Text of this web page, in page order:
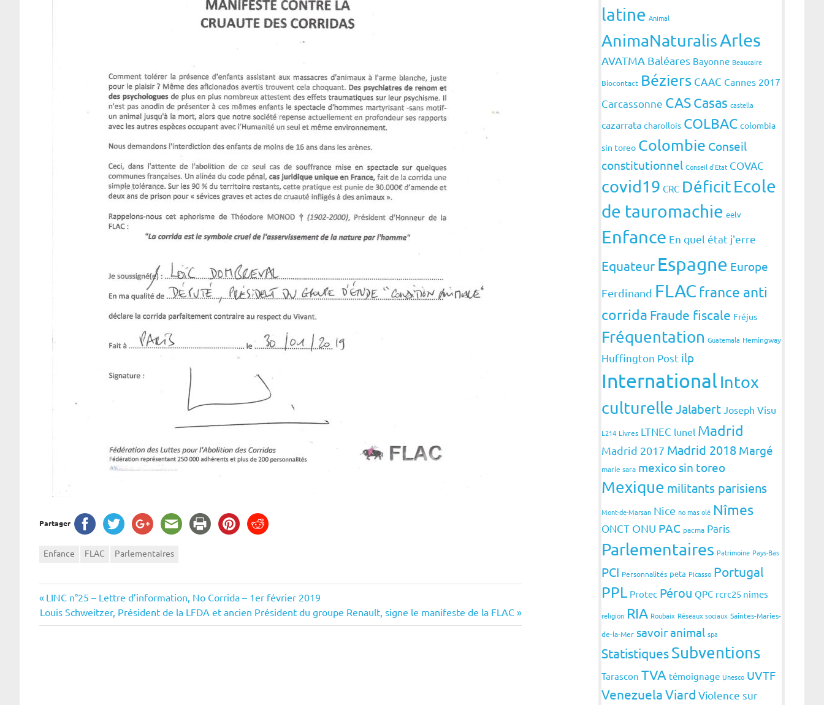
Partager
Enfance FLAC Parlementaires
Navigation
de
Previous
Post:
LINC n°25 – Lettre d’information, No Corrida – 1er février 2019
Next
Post:
Louis Schweitzer, Président de la LFDA et ancien Président du groupe Renault, signe le manifeste de la FLAC
latine Animal
AnimaNaturalisArles
AVATMA Baléares Bayonne Beaucaire
Biocontact Béziers CAAC Cannes 2017
Carcassonne CASCasas castella
cazarrata charollois COLBAC colombia
sin toreo Colombie Conseil
constitutionnel Conseil d'Etat COVAC
covid19 CRC DéficitEcole
de tauromachie eelv
Enfance En quel état j'erre
Equateur Espagne Europe
Ferdinand FLAC france anti
corrida Fraude fiscale Fréjus
Fréquentation Guatemala Hemingway
Huffington Post ilp
International Intox
culturelle Jalabert Joseph Visu
L214 Livres LTNEC lunel Madrid
Madrid 2017 Madrid 2018 Margé
marie sara mexico sin toreo
Mexique militants parisiens
Mont-de-Marsan Nice no mas olé Nîmes
ONCT ONU PAC pacma Paris
Parlementaires Patrimoine Pays-Bas
PCI Personnalités peta Picasso Portugal
PPL Protec Pérou QPC rcrc25 nimes
religion RIA Roubaix Réseaux sociaux Saintes-Maries-
de-la-Mer savoir animal spa
StatistiquesSubventions
Tarascon TVA témoignage Unesco UVTF
VenezuelaViard Violence sur